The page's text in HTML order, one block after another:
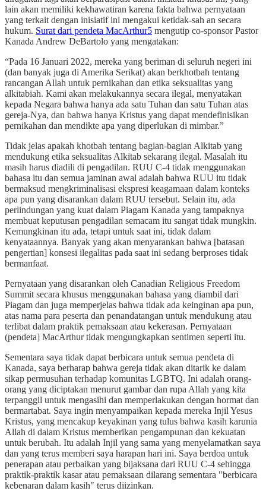
lain akan memiliki kekhawatiran karena fakta bahwa pernyataan
yang terkait dengan inisiatif ini mengakui ketidak-sah an secara
hukum. Surat dari pendeta MacArthur5 mengutip co-sponsor Pastor
Kanada Andrew DeBartolo yang mengatakan:
“Pada 16 Januari 2022, mereka yang beriman di seluruh negeri ini
(dan banyak juga di Amerika Serikat) akan berkhotbah tentang
rancangan Allah untuk pernikahan dan etika seksualitas yang
alkitabiah. Kami akan melakukannya secara ilegal, menyatakan
kepada Negara bahwa hanya ada satu Tuhan dan satu Tuhan atas
gereja-Nya, dan bahwa hanya Kristus yang dapat mendefinisikan
pernikahan dan mendikte apa yang diperlukan di mimbar.”
Tidak jelas apakah khotbah tentang bagian-bagian Alkitab yang
mendukung etika seksualitas Alkitab sekarang ilegal. Masalah itu
masih harus diadili di pengadilan. RUU C-4 tidak menggunakan
bahasa itu dan semua jaminan awal adalah bahwa RUU itu tidak
bermaksud mengkriminalisasi ekspresi keagamaan dalam konteks
apa pun yang disarankan dalam RUU tersebut. Selain itu, ada
perlindungan yang kuat dalam Piagam Kanada yang tampaknya
membuat keputusan pengadilan semacam itu sangat tidak mungkin.
Kemungkinan itu ada, tetapi untuk saat ini, tidak dalam
kenyataannya. Banyak yang akan menyarankan bahwa [batasan
pengertian] konsesi ilegalitas pada saat ini sedang berproses tidak
bermanfaat.
Pernyataan yang disarankan oleh Canadian Religious Freedom
Summit secara khusus menggunakan bahasa yang diambil dari
Piagam dan juga memperjelas bahwa tidak ada keinginan apa pun,
atas nama para peserta dan penandatangan untuk mendukung atau
terlibat dalam praktik pemaksaan atau kekerasan. Pernyataan
(pendeta] MacArthur tidak mengungkapkan sentimen seperti itu.
Sementara saya tidak dapat berbicara untuk semua pendeta di
Kanada, saya berharap bahwa gereja tidak akan ditarik ke dalam
sikap permusuhan terhadap komunitas LGBTQ. Ini adalah orang-
orang yang diciptakan menurut gambar dan rupa Allah yang kita
terpanggil untuk mengasihi dan memperlakukan dengan hormat dan
bermartabat. Saya ingin menyampaikan kepada mereka Injil Yesus
Kristus, yang mencakup keyakinan yang tulus bahwa kasih karunia
Allah di dalam Kristus memberikan pengampunan dan kekuatan
untuk berubah. Itu adalah Injil yang sama yang menyelamatkan saya
dan yang terus memberi saya harapan hari ini. Saya berdoa untuk
penerapan atau perbaikan yang bijaksana dari RUU C-4 sehingga
praktik-praktik kasar atau pemaksaan dilarang sementara "berbicara
kebenaran dalam kasih" terus diizinkan.